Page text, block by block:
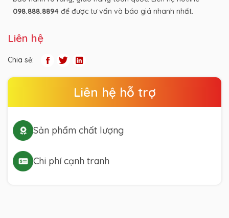
098.888.8894 để được tư vấn và báo giá nhanh nhất.
Liên hệ
Chia sẻ:
Liên hệ hỗ trợ
Sản phẩm chất lượng
Chi phí cạnh tranh